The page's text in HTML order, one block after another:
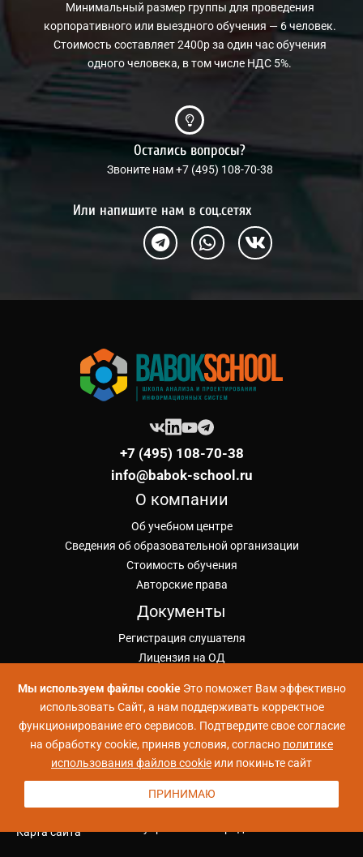
Минимальный размер группы для проведения
корпоративного или выездного обучения — 6 человек.
Стоимость составляет 2400р за один час обучения
одного человека, в том числе НДС 5%.
Остались вопросы?
Звоните нам +7 (495) 108-70-38
Или напишите нам в соц.сетях
+7 (495) 108-70-38
info@babok-school.ru
О компании
Об учебном центре
Сведения об образовательной организации
Стоимость обучения
Авторские права
Документы
Регистрация слушателя
Лицензия на ОД
Политика конфиденциальности
Положение об обработке ПД
Согласие на обработку ПД
Проекты УЦ Коммерсант
Школа Больших Данных
Школа Python
Карта сайта
Мы используем файлы cookieЭто поможет Вам эффективно
использовать Сайт, а нам поддерживать корректное
функционирование его сервисов. Подтвердите свое согласие
на обработку cookie, приняв условия, согласно политике
использования файлов cookie или покиньте сайт
ПРИНИМАЮ